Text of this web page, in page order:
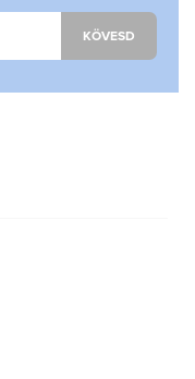
KÖVESD